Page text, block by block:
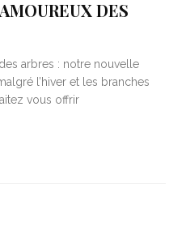
DES
arbres : notre nouvelle
l’hiver et les branches
vous offrir